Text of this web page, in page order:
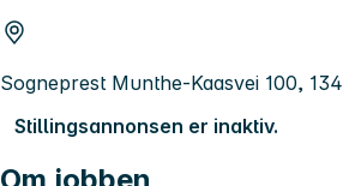
Sogneprest Munthe-Kaasvei 100,
Stillingsannonsen er inaktiv.